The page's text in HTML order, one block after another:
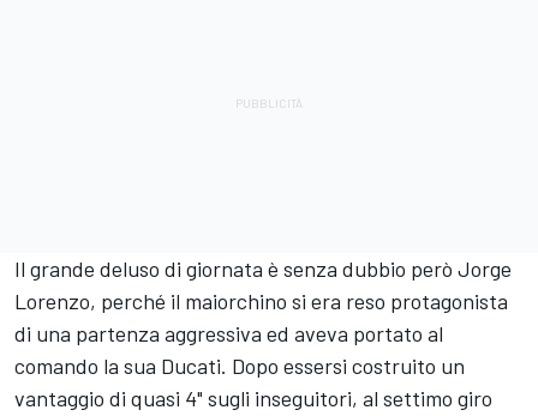
Il grande deluso di giornata è senza dubbio però Jorge
Lorenzo, perché il maiorchino si era reso protagonista
di una partenza aggressiva ed aveva portato al
comando la sua Ducati. Dopo essersi costruito un
vantaggio di quasi 4" sugli inseguitori, al settimo giro